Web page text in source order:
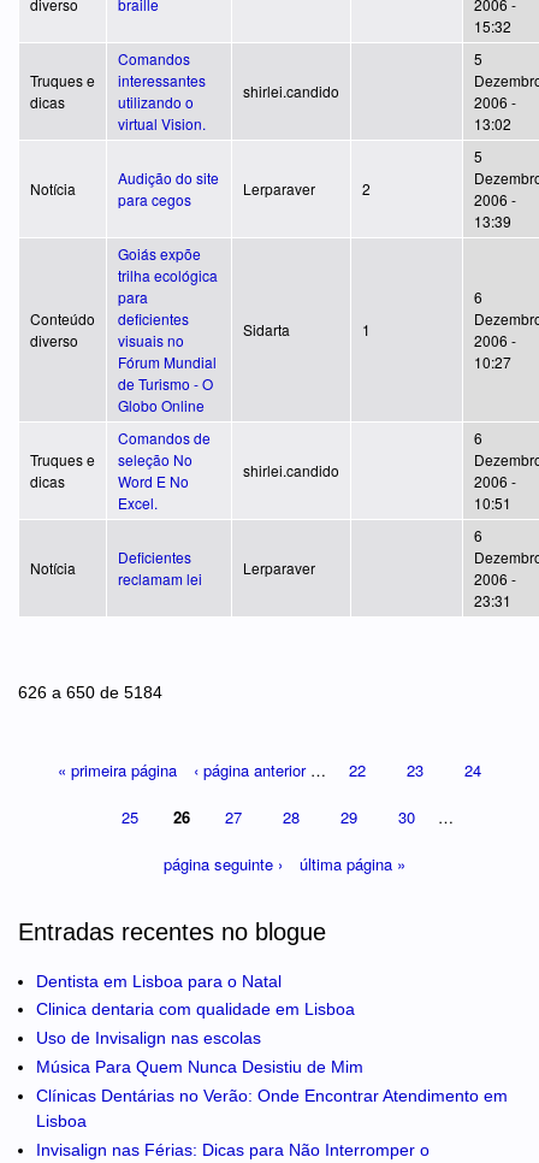
15:32
Truques e
dicas
Comandos
interessantes
utilizando o
virtual Vision.
shirlei.candido
5
2006 -
13:02
Notícia
Audição do site
para cegos
Lerparaver 2
5
2006 -
13:39
Conteúdo
diverso
Goiás expõe
trilha ecológica
para
deficientes
visuais no
Fórum Mundial
de Turismo - O
Globo Online
Sidarta 1
6
2006 -
10:27
Truques e
dicas
Comandos de
seleção No
Word E No
Excel.
shirlei.candido
6
2006 -
10:51
Notícia
Deficientes
reclamam lei
Lerparaver
6
2006 -
23:31
626 a 650 de 5184
« primeira página ‹ página anterior … 22 23 24
25 26 27 28 29 30 …
página seguinte › última página »
Entradas recentes no blogue
Dentista em Lisboa para o Natal
Clinica dentaria com qualidade em Lisboa
Uso de Invisalign nas escolas
Música Para Quem Nunca Desistiu de Mim
Clínicas Dentárias no Verão: Onde Encontrar Atendimento em
Lisboa
Invisalign nas Férias: Dicas para Não Interromper o